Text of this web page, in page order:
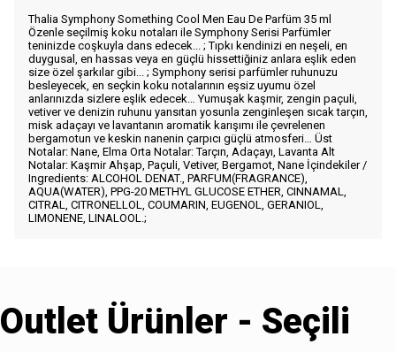
Thalia Symphony Something Cool Men Eau De Parfüm 35 ml
Özenle seçilmiş koku notaları ile Symphony Serisi Parfümler
teninizde coşkuyla dans edecek... ; Tıpkı kendinizi en neşeli, en
duygusal, en hassas veya en güçlü hissettiğiniz anlara eşlik eden
size özel şarkılar gibi... ; Symphony serisi parfümler ruhunuzu
besleyecek, en seçkin koku notalarının eşsiz uyumu özel
anlarınızda sizlere eşlik edecek… Yumuşak kaşmir, zengin paçuli,
vetiver ve denizin ruhunu yansıtan yosunla zenginleşen sıcak tarçın,
misk adaçayı ve lavantanın aromatik karışımı ile çevrelenen
bergamotun ve keskin nanenin çarpıcı güçlü atmosferi… Üst
Notalar: Nane, Elma Orta Notalar: Tarçın, Adaçayı, Lavanta Alt
Notalar: Kaşmir Ahşap, Paçuli, Vetiver, Bergamot, Nane İçindekiler /
Ingredients: ALCOHOL DENAT., PARFUM(FRAGRANCE),
AQUA(WATER), PPG-20 METHYL GLUCOSE ETHER, CINNAMAL,
CITRAL, CITRONELLOL, COUMARIN, EUGENOL, GERANIOL,
LIMONENE, LINALOOL.;
Outlet Ürünler - Seçili